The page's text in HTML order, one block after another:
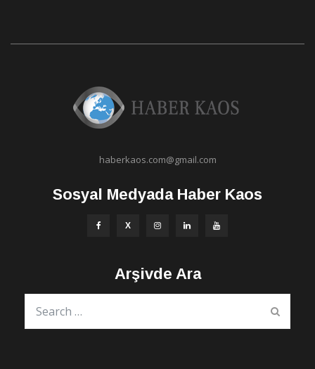
haberkaos.com@gmail.com
Sosyal Medyada Haber Kaos
Arşivde Ara